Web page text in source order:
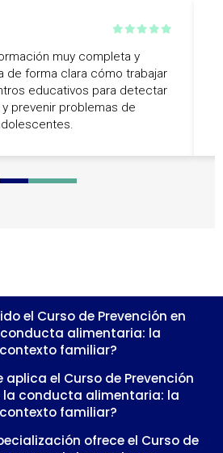
muy completa y
de forma clara cómo trabajar
educativos para detectar
prevenir problemas de
0 1 2 3 4 5
el Curso de Prevención en
alimentaria: la
familiar?
aplica el Curso de Prevención
conducta alimentaria: la
familiar?
ofrece el Curso de